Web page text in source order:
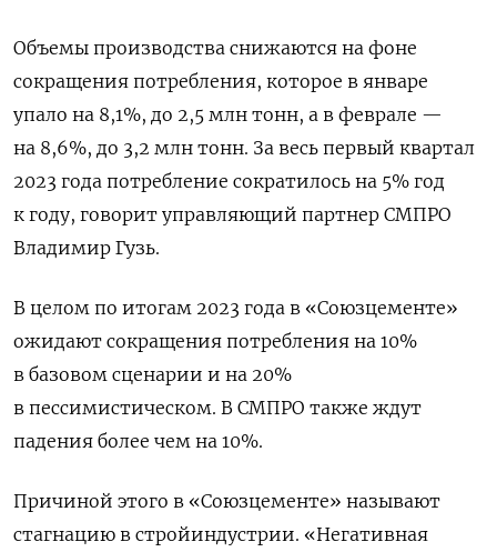
Объемы производства снижаются на фоне
сокращения потребления, которое в январе
упало на 8,1%, до 2,5 млн тонн, а в феврале —
на 8,6%, до 3,2 млн тонн. За весь первый квартал
2023 года потребление сократилось на 5% год
к году, говорит управляющий партнер СМПРО
Владимир Гузь.
В целом по итогам 2023 года в «Союзцементе»
ожидают сокращения потребления на 10%
в базовом сценарии и на 20%
в пессимистическом. В СМПРО также ждут
падения более чем на 10%.
Причиной этого в «Союзцементе» называют
стагнацию в стройиндустрии. «Негативная